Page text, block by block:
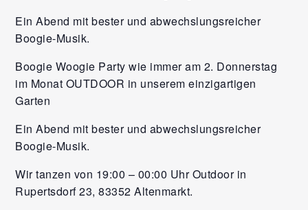
Ein Abend mit bester und abwechslungsreicher
Boogie-Musik.
Boogie Woogie Party wie immer am 2. Donnerstag
im Monat OUTDOOR in unserem einzigartigen
Garten
Ein Abend mit bester und abwechslungsreicher
Boogie-Musik.
Wir tanzen von 19:00 – 00:00 Uhr Outdoor in
Rupertsdorf 23, 83352 Altenmarkt.